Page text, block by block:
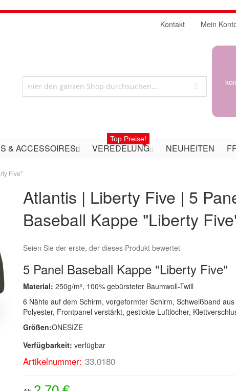
Mein
Kontakt
& ACCESSOIRES VEREDELUNG
Top Preise!
NEUHEITEN
Five"
Atlantis | Liberty Five | 5
Baseball Kappe "Liberty
Seien Sie der erste, der dieses Produkt bewertet
5 Panel Baseball Kappe "Liberty Five"
Material:250g/m², 100% gebürsteter Baumwoll-Twill
6 Nähte auf dem Schirm, vorgeformter Schirm, Schweißband aus
Polyester, Frontpanel verstärkt, gestickte Luftlöcher,
Größen:ONESIZE
Verfügbarkeit: verfügbar
Artikelnummer: 33.0180